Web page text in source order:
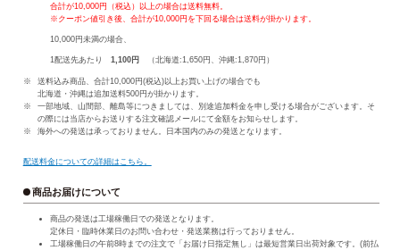
合計が10,000円（税込）以上の場合は送料無料。
※クーポン値引き後、合計が10,000円を下回る場合は送料が掛かります。
10,000円未満の場合、
1配送先あたり 1,100円 （北海道:1,650円、沖縄:1,870円）
送料込み商品、合計10,000円(税込)以上お買い上げの場合でも
北海道・沖縄は追加送料500円が掛かります。
一部地域、山間部、離島等につきましては、別途追加料金を申し受ける場合がございます。そ
の際には当店からお送りする注文確認メールにて金額をお知らせします。
海外への発送は承っておりません。日本国内のみの発送となります。
配送料金についての詳細はこちら。
商品お届けについて
商品の発送は工場稼働日での発送となります。
定休日・臨時休業日のお問い合わせ・発送業務は行っておりません。
工場稼働日の午前8時までの注文で「お届け日指定無し」は最短営業日出荷対象です。(前払